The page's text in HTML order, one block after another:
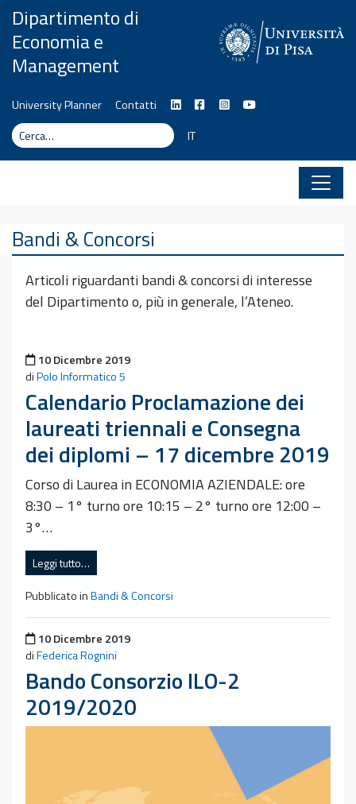
Vai al contenuto
Dipartimento di
Economia e
Management
University Planner
Contatti
Cerca
CercaIT
Bandi & Concorsi
Articoli riguardanti bandi & concorsi di interesse
del Dipartimento o, più in generale, l’Ateneo.
Pubblicato il
10 Dicembre 2019
diPolo Informatico 5
Calendario Proclamazione dei
laureati triennali e Consegna
dei diplomi – 17 dicembre 2019
Corso di Laurea in ECONOMIA AZIENDALE: ore
8:30 – 1° turno ore 10:15 – 2° turno ore 12:00 –
3°…
Leggi tutto…
Pubblicato inBandi & Concorsi
Pubblicato il
10 Dicembre 2019
diFederica Rognini
Bando Consorzio ILO-2
2019/2020